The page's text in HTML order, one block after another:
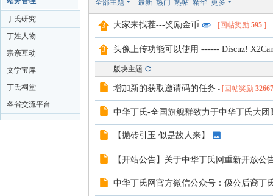
网
丁氏研究
丁姓人物
宗亲互动
文学宝库
丁氏祠堂
各省交流平台
全部主题 最新 热门 热帖 精华 更多
大家来找茬---奖励金币 - [回帖奖励 595]
头像上传功能可以使用 ------ Discuz!
版块主题
增加新的获取邀请码的任务 - [回帖奖励 32667
中华丁氏-全国旗舰群致力于中华丁氏大团
【抛砖引玉 似是故人来】
【开站公告】关于中华丁氏网重新开放公
中华丁氏网官方微信公众号：伋公后裔丁